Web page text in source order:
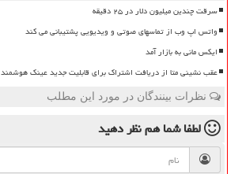
سرقت چندین میلیون دلار در ۲۵ دقیقه
واتس اپ وب از تماسهای صوتی و ویدیویی پشتیبانی می کند
ایکس مانی به بازار آمد
عقب نشینی متا از دریافت اشتراک برای قابلیت جدید عینک هوشمند
نظرات بینندگان در مورد این مطلب
لطفا شما همنظر دهید